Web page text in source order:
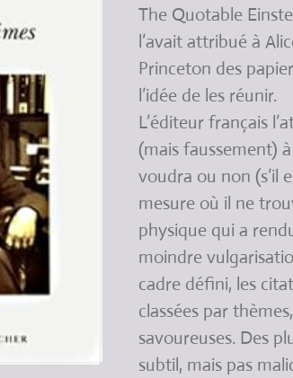
The Quotable
l’avait attribué à
Princeton des
l’idée de les réunir.
L’éditeur français
(mais faussement)
voudra ou non (s’il
mesure où il ne
physique qui a
moindre
cadre défini, les
classées par
savoureuses. Des
subtil, mais pas